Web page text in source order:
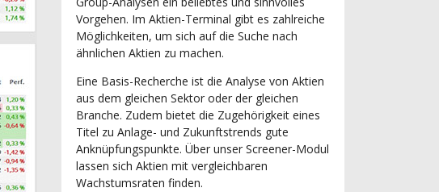
Vorgehen. Im Aktien-Terminal gibt es zahlreiche
Möglichkeiten, um sich auf die Suche nach
ähnlichen Aktien zu machen.
Eine Basis-Recherche ist die Analyse von Aktien
aus dem gleichen Sektor oder der gleichen
Branche. Zudem bietet die Zugehörigkeit eines
Titel zu Anlage- und Zukunftstrends gute
Anknüpfungspunkte. Über unser Screener-Modul
lassen sich Aktien mit vergleichbaren
Wachstumsraten finden.